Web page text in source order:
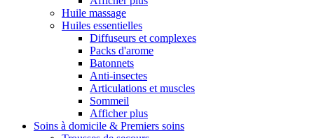
Huile massage
Huiles essentielles
Diffuseurs et complexes
Packs d'arome
Batonnets
Anti-insectes
Articulations et muscles
Sommeil
Afficher plus
Soins à domicile & Premiers soins